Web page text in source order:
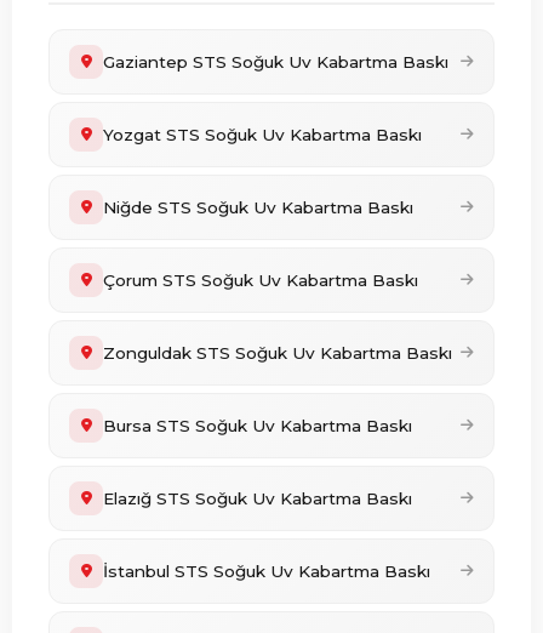
Gaziantep STS Soğuk Uv Kabartma Baskı
Yozgat STS Soğuk Uv Kabartma Baskı
Niğde STS Soğuk Uv Kabartma Baskı
Çorum STS Soğuk Uv Kabartma Baskı
Zonguldak STS Soğuk Uv Kabartma Baskı
Bursa STS Soğuk Uv Kabartma Baskı
Elazığ STS Soğuk Uv Kabartma Baskı
İstanbul STS Soğuk Uv Kabartma Baskı